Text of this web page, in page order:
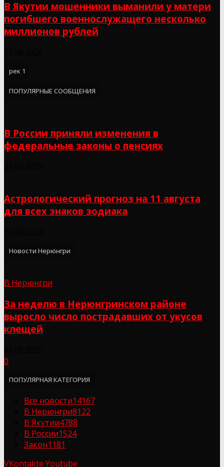
В Якутии мошенники выманили у матери
погибшего военнослужащего несколько
миллионов рублей
рек 1
ПОПУЛЯРНЫЕ СООБЩЕНИЯ
В России приняли изменения в
федеральные законы о пенсиях
Астрологический прогноз на 11 августа
для всех знаков зодиака
Новости Нерюнгри
В Нерюнгри
За неделю в Нерюнгринском районе
выросло число пострадавших от укусов
клещей
0
ПОПУЛЯРНАЯ КАТЕГОРИЯ
Все новости14167
В Нерюнгри8122
В Якутии4788
В России1524
Закон1181
VKontakte Youtube